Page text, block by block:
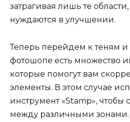
затрагивая лишь те
нуждаются в улучшении.
Теперь перейдем к теням и
фотошопе есть множество
которые помогут вам
элементы. В этом случае
инструмент «Stamp», чтобы
между различными зонами.